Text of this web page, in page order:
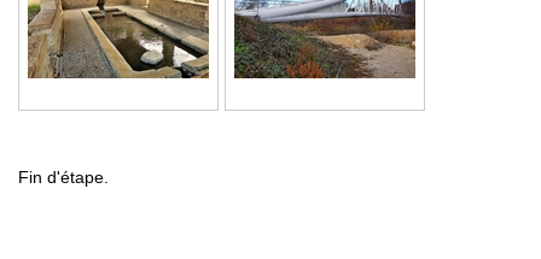
Fin d'étape.